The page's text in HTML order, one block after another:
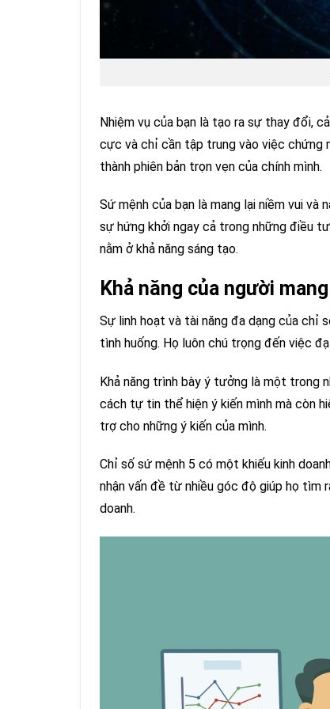
Nhiệm vụ của bạn là tạo ra sự thay đổi,
cực và chỉ cần tập trung vào việc chứng
thành phiên bản trọn vẹn của chính mình.
Sứ mệnh của bạn là mang lại niềm vui
sự hứng khởi ngay cả trong những điều
nằm ở khả năng sáng tạo.
Khả năng của người
Sự linh hoạt và tài năng đa dạng của chỉ
tình huống. Họ luôn chú trọng đến việc
Khả năng trình bày ý tưởng là một trong
cách tự tin thể hiện ý kiến mình mà còn
trợ cho những ý kiến của mình.
Chỉ số sứ mệnh 5 có một khiếu kinh
nhận vấn đề từ nhiều góc độ giúp họ tìm
doanh.